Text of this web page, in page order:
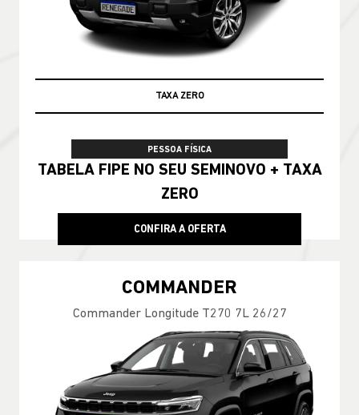
TAXA ZERO
PESSOA FÍSICA
TABELA FIPE NO SEU SEMINOVO + TAXA
ZERO
CONFIRA A OFERTA
COMMANDER
Commander Longitude T270 7L 26/27